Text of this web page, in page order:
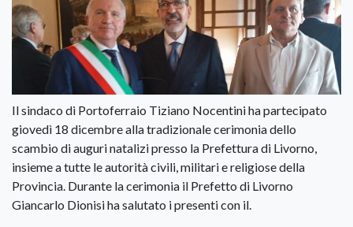
Il sindaco di Portoferraio Tiziano Nocentini ha partecipato
giovedì 18 dicembre alla tradizionale cerimonia dello
scambio di auguri natalizi presso la Prefettura di Livorno,
insieme a tutte le autorità civili, militari e religiose della
Provincia. Durante la cerimonia il Prefetto di Livorno
Giancarlo Dionisi ha salutato i presenti con il.